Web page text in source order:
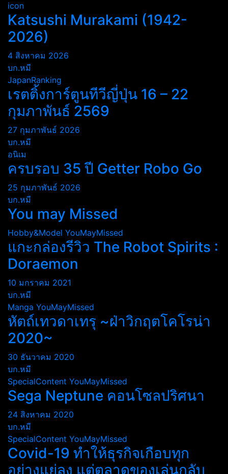
icon
Katsushi Murakami (1942-
2026)
4 สิงหาคม 2026
บก.หมี
JapanRanking
เรตติ้งการ์ตูนทีวีญี่ปุ่น 16 – 22
กุมภาพันธ์ 2569
27 กุมภาพันธ์ 2026
บก.หมี
อนิเม
ครบรอบ 35 ปี Getter Robo Go
25 กุมภาพันธ์ 2026
บก.หมี
You may Missed
Hobby&Model YouMayMissed
แกะกล่องรีวิว The Robot Spirits :
Doraemon
10 มกราคม 2021
บก.หมี
Manga YouMayMissed
หัตถ์เทวดาเทรุ ~ฝ่าวิกฤตโคโรน่า
2020~
30 ธันวาคม 2020
บก.หมี
SpecialContent YouMayMissed
Sega Neptune คอนโซลปริศนา
24 สิงหาคม 2020
บก.หมี
SpecialContent YouMayMissed
Covid-19 ทำให้ธุรกิจเกือบทุก
อย่างแย่ลง แต่ตลาดของเล่นกลับ